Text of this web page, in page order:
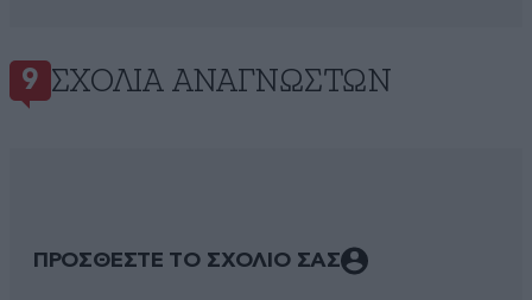
9 ΣΧΌΛΙΑ ΑΝΑΓΝΩΣΤΏΝ
ΠΡΟΣΘΕΣΤΕ ΤΟ ΣΧΟΛΙΟ ΣΑΣ